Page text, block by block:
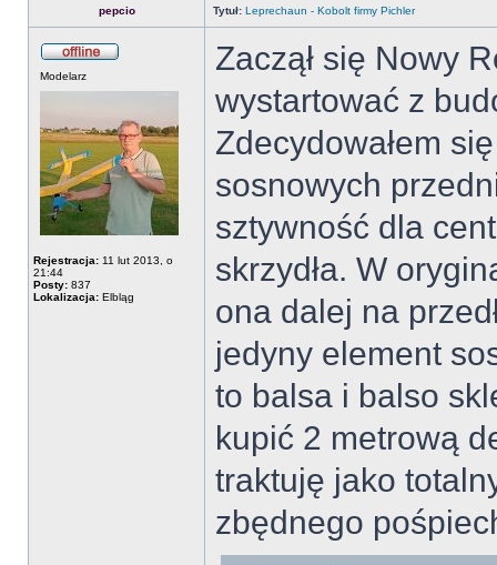
pepcio Tytuł: Leprechaun - Kobolt firmy Pichler
Modelarz
Rejestracja: 11 lut 2013, o
21:44
Posty: 837
Lokalizacja: Elbląg
Zaczął się Nowy
wystartować z
Zdecydowałem
sosnowych
sztywność dla
skrzydła. W
ona dalej na
jedyny element
to balsa i balso
kupić 2 metrową
traktuję jako
zbędnego